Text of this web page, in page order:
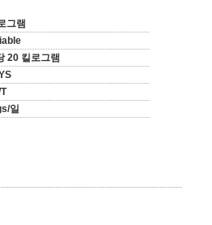
그램
20 킬로그램
일